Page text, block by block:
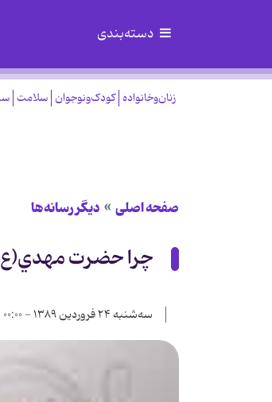
دسته‌بندی
زنان‌وخانواده کودک‌ونوجوان سلامت
صفحه اصلی دیگر رسانه‌ها
چرا حضرت
سه‌شنبه ۲۴ فروردین ۱۳۸۹ - ۰۰:۰۰